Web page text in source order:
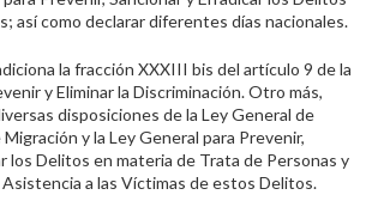
así como declarar diferentes días nacionales.
la fracción XXXIII bis del artículo 9 de la
y Eliminar la Discriminación. Otro más,
disposiciones de la Ley General de
y la Ley General para Prevenir,
los Delitos en materia de Trata de Personas y
a las Víctimas de estos Delitos.